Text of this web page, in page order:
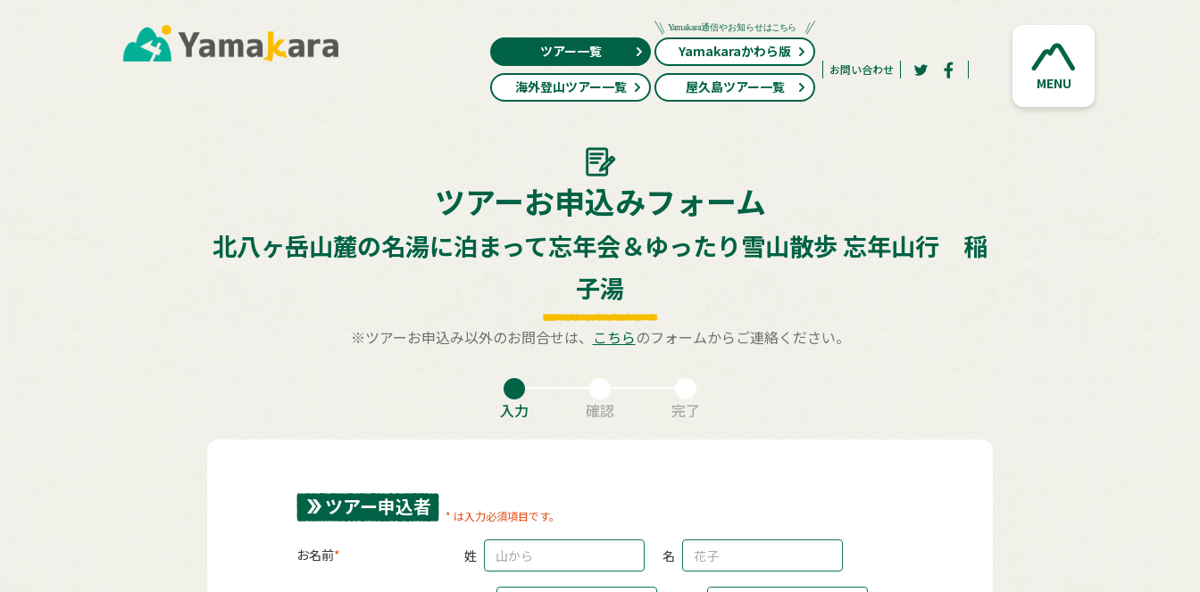
ツアー一覧
Yamakaraかわら版
海外登山ツアー一覧
屋久島ツアー一覧
お問い合わせ
MENU
ツアーお申込みフォーム
北八ヶ岳山麓の名湯に泊まって忘年会＆ゆったり雪山散歩 忘年山行 稲
子湯
※ツアーお申込み以外のお問合せは、 こちらのフォームからご連絡ください。
入力 確認 完了
ツアー申込者 * は入力必須項目です。
お名前 姓 名